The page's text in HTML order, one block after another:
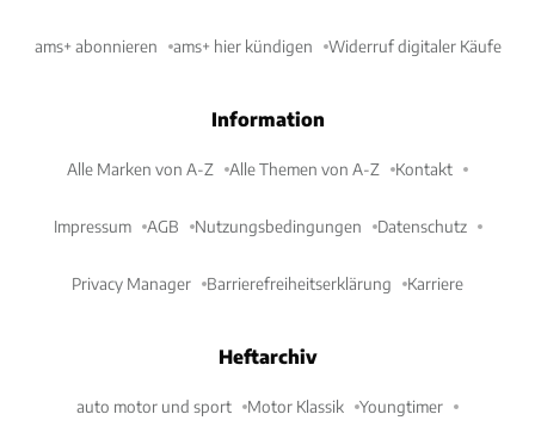
ams+ abonnieren ams+ hier kündigen Widerruf digitaler Käufe
Information
Alle Marken von A-Z Alle Themen von A-Z Kontakt
Impressum AGB Nutzungsbedingungen Datenschutz
Privacy Manager Barrierefreiheitserklärung Karriere
Heftarchiv
auto motor und sport Motor Klassik Youngtimer